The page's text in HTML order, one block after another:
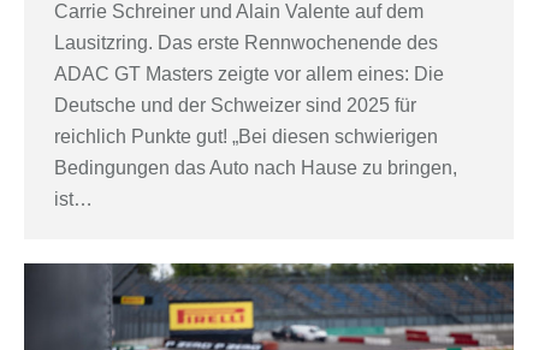
Carrie Schreiner und Alain Valente auf dem
Lausitzring. Das erste Rennwochenende des
ADAC GT Masters zeigte vor allem eines: Die
Deutsche und der Schweizer sind 2025 für
reichlich Punkte gut! „Bei diesen schwierigen
Bedingungen das Auto nach Hause zu bringen,
ist…